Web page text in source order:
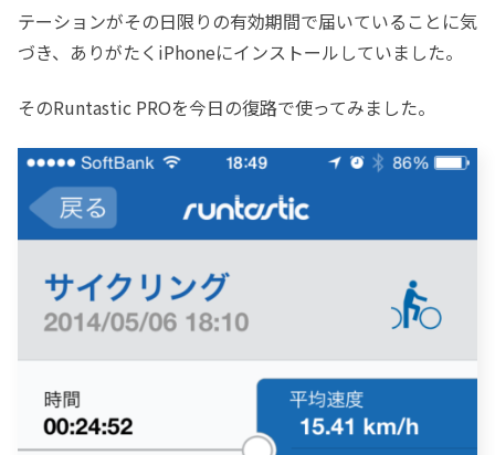
テーションがその日限りの有効期間で届いていることに気
づき、ありがたくiPhoneにインストールしていました。
そのRuntastic PROを今日の復路で使ってみました。